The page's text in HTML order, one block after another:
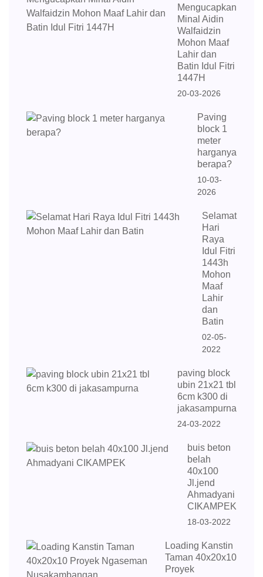
Mengucapkan
Minal Aidin
Walfaidzin
Mohon Maaf
Lahir dan
Batin Idul Fitri
1447H
20-03-2026
Paving
block 1
meter
harganya
berapa?
10-03-
2026
Selamat
Hari
Raya
Idul Fitri
1443h
Mohon
Maaf
Lahir
dan
Batin
02-05-
2022
paving block
ubin 21x21 tbl
6cm k300 di
jakasampurna
24-03-2022
buis beton
belah
40x100
Jl.jend
Ahmadyani
CIKAMPEK
18-03-2022
Loading Kanstin
Taman 40x20x10
Proyek